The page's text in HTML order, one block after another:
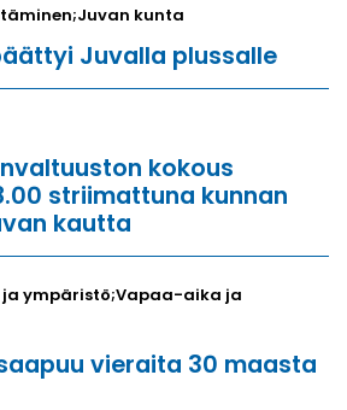
kunta
Juvalla plussalle
kokous
striimattuna kunnan
kautta
ja ympäristö;Vapaa-aika ja
vieraita 30 maasta